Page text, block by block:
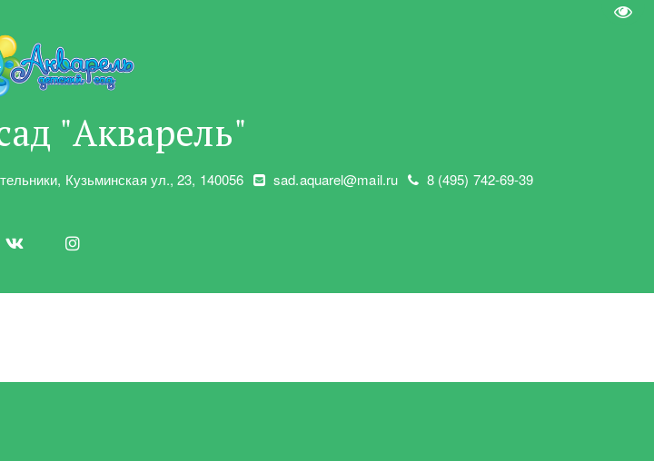
"Акварель"
, Кузьминская ул.,23, 140056 sad.aquarel@mail.ru 8 (495) 742-69-39